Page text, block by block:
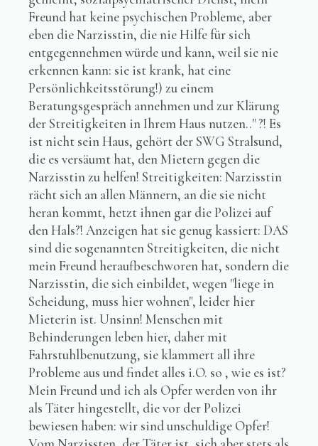
Freund hat keine psychischen Probleme, aber
eben die Narzisstin, die nie Hilfe für sich
entgegennehmen würde und kann, weil sie nie
erkennen kann: sie ist krank, hat eine
Persönlichkeitsstörung!) zu einem
Beratungsgespräch annehmen und zur Klärung
der Streitigkeiten in Ihrem Haus nutzen.." ?! Es
ist nicht sein Haus, gehört der SWG Stralsund,
die es versäumt hat, den Mietern gegen die
Narzisstin zu helfen! Streitigkeiten: Narzisstin
rächt sich an allen Männern, an die sie nicht
heran kommt, hetzt ihnen gar die Polizei auf
den Hals?! Anzeigen hat sie genug kassiert: DAS
sind die sogenannten Streitigkeiten, die nicht
mein Freund heraufbeschworen hat, sondern die
Narzisstin, die sich einbildet, wegen "liege in
Scheidung, muss hier wohnen", leider hier
Mieterin ist. Unsinn! Menschen mit
Behinderungen leben hier, daher mit
Fahrstuhlbenutzung, sie klammert all ihre
Probleme aus und findet alles i.O. so , wie es ist?
Mein Freund und ich als Opfer werden von ihr
als Täter hingestellt, die vor der Polizei
bewiesen haben: wir sind unschuldige Opfer!